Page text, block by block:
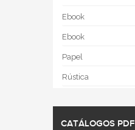
Ebook
Ebook
Papel
Rústica
CATÁLOGOS PDF